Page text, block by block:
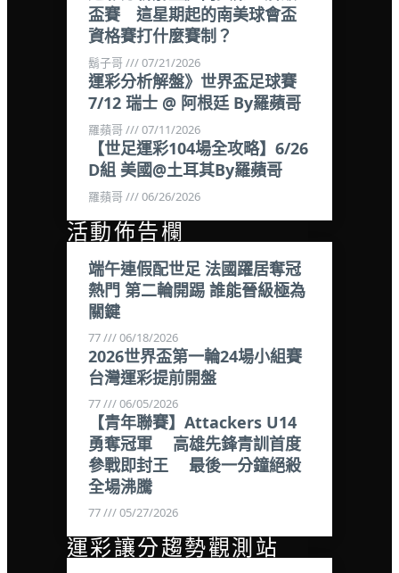
盃賽 這星期起的南美球會盃
資格賽打什麼賽制？
鬍子哥 07/21/2026
運彩分析解盤》世界盃足球賽
7/12 瑞士 @ 阿根廷 By羅蘋哥
羅蘋哥 07/11/2026
【世足運彩104場全攻略】6/26
D組 美國@土耳其By羅蘋哥
羅蘋哥 06/26/2026
活動佈告欄
端午連假配世足 法國躍居奪冠
熱門 第二輪開踢 誰能晉級極為
關鍵
77 06/18/2026
2026世界盃第一輪24場小組賽
台灣運彩提前開盤
77 06/05/2026
【青年聯賽】Attackers U14
勇奪冠軍 高雄先鋒青訓首度
參戰即封王 最後一分鐘絕殺
全場沸騰
77 05/27/2026
運彩讓分趨勢觀測站